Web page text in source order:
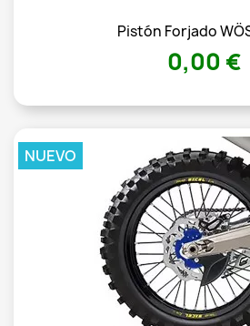
Pistón Forjado
0,00 €
NUEVO